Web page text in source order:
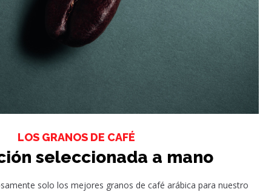
LOS GRANOS DE CAFÉ
seleccionada a mano
solo los mejores granos de café arábica para nuestro